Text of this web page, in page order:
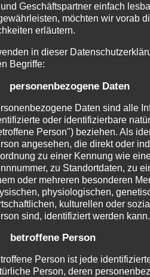
Konferenz
in Wien die erste „Just
in Österreich statt. Wir
“ zu sprechen.
Geschäftspartner einfach
möchten wir vorab
erläutern.
in dieser
Begriffe:
Daten
Daten sind alle
oder identifizierbare
Person") beziehen. Als
angesehen, die direkt oder
zu einer Kennung wie
zu Standortdaten, zu
oder mehreren besonderen
physiologischen,
kulturellen oder
sind, identifiziert werden kann.
betroffene Person
Person ist jede
Person, deren